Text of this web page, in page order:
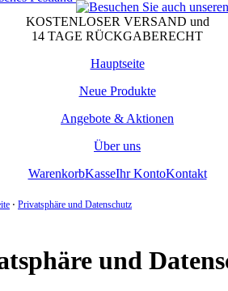
KOSTENLOSER VERSAND und
14 TAGE RÜCKGABERECHT
Hauptseite
Neue Produkte
Angebote & Aktionen
Über uns
WarenkorbKasseIhr KontoKontakt
⋅ Privatsphäre und Datenschutz
und